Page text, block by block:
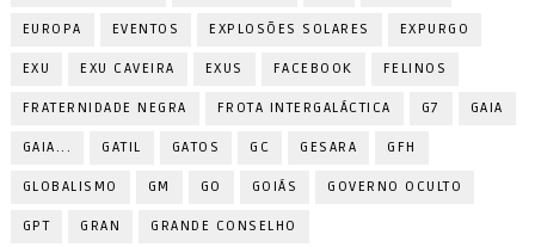
EUROPA EVENTOS EXPLOSÕES SOLARES EXPURGO
EXU EXU CAVEIRA EXUS FACEBOOK FELINOS
FRATERNIDADE NEGRA FROTA INTERGALÁCTICA G7 GAIA
GAIA... GATIL GATOS GC GESARA GFH
GLOBALISMO GM GO GOIÁS GOVERNO OCULTO
GPT GRAN GRANDE CONSELHO